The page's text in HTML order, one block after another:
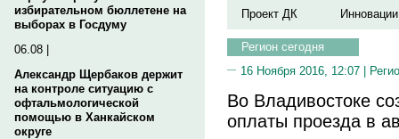
избирательном бюллетене на
выборах в Госдуму
06.08 |
Александр Щербаков держит
на контроле ситуацию с
офтальмологической
помощью в Ханкайском
округе
Проект ДК
Инновации
Регион сегодня
16 Ноября 2016, 12:07 |
Во Владивостоке
оплаты проезда в